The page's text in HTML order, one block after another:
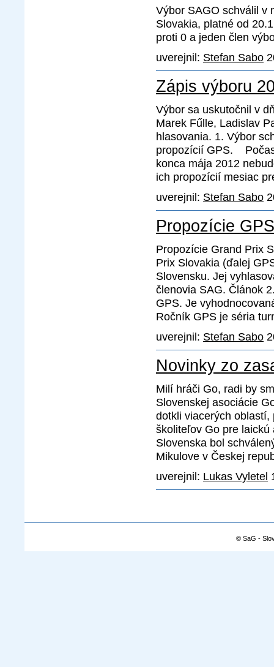
Výbor SAGO schválil v
Slovakia, platné od
proti 0 a jeden člen
uverejnil: Stefan Sabo
Zápis výboru
Výbor sa uskutočnil v
Marek Fűlle, Ladislav
hlasovania. 1. Výbor
propozícií GPS. Počas
konca mája 2012
ich propozícií mesiac
uverejnil: Stefan Sabo
Propozície GPS
Propozície Grand Prix
Prix Slovakia (ďalej
Slovensku. Jej
členovia SAG. Článok
GPS. Je
Ročník GPS je séria
uverejnil: Stefan Sabo
Novinky zo
Milí hráči Go, radi by
Slovenskej asociácie
dotkli viacerých
školiteľov Go pre
Slovenska bol
Mikulove v Českej
uverejnil: Lukas Vyletel
© SaG -